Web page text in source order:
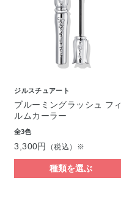
ジルスチュアート
ブルーミングラッシュ フィ
ルムカーラー
全3色
3,300円 （税込）※
種類を選ぶ